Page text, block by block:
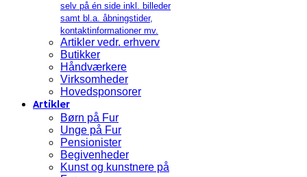
selv på én side inkl. billeder
samt bl.a. åbningstider,
kontaktinformationer mv.
Artikler vedr. erhverv
Butikker
Håndværkere
Virksomheder
Hovedsponsorer
Artikler
Børn på Fur
Unge på Fur
Pensionister
Begivenheder
Kunst og kunstnere på